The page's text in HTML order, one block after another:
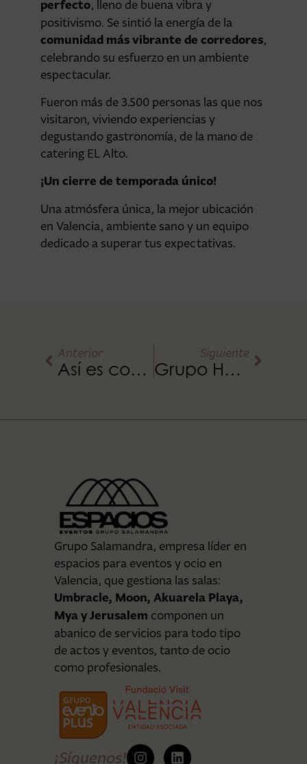
perfecto, lleno de buena vibra y
positivismo. Se sintió la energía de la
comunidad más vibrante de corredores,
celebrando su esfuerzo en un ambiente
espectacular.
Fueron más de 3.500 personas las que nos
visitaron, viviendo experiencias y
degustando gastronomía, de la mano de
catering EL Alto.
¡Un cierre de temporada único!
Una atmósfera única, la mejor ubicación
en Valencia, ambiente sano y un equipo
dedicado a superar tus expectativas.
Anterior
Así es como se monta un evento en Umbracle
Siguiente
Grupo Hello celebra su 26º aniversario en L’Umbracle
Grupo Salamandra, empresa líder en
espacios para eventos y ocio en
Valencia, que gestiona las salas:
Umbracle, Moon, Akuarela Playa,
Mya y Jerusalem componen un
abanico de servicios para todo tipo
de actos y eventos, tanto de ocio
como profesionales.
¡Síguenos!